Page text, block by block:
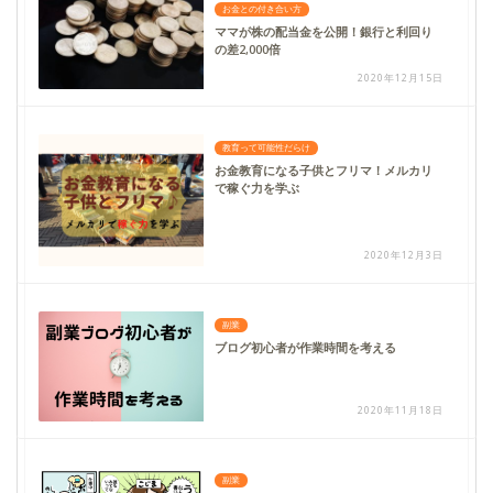
お金との付き合い方
ママが株の配当金を公開！銀行と利回り
の差2,000倍
2020年12月15日
教育って可能性だらけ
お金教育になる子供とフリマ！メルカリ
で稼ぐ力を学ぶ
2020年12月3日
副業
ブログ初心者が作業時間を考える
2020年11月18日
副業